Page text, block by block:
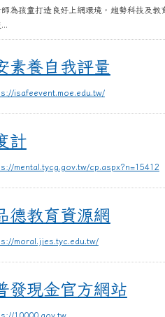
為孩童打造良好上網環境，趨勢科技及
我評量
素養自我評量
isafeevent.moe.edu.tw/
計
mental.tycg.gov.tw/cp.aspx?n=15412
資源網
德教育資源網
moral.jjes.tyc.edu.tw/
官方網站
發現金官方網站